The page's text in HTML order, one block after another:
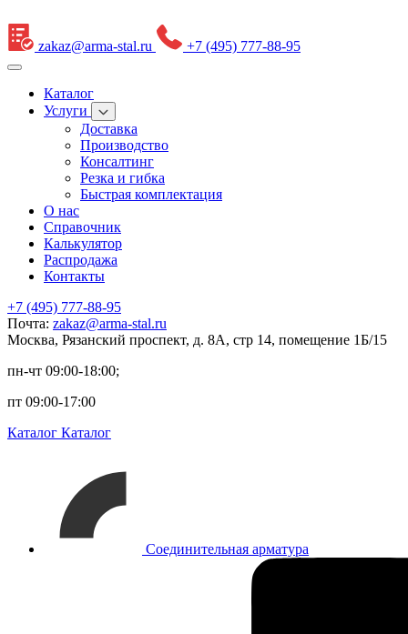
zakaz@arma-stal.ru +7 (495) 777-88-95
Каталог
Услуги
Доставка
Производство
Консалтинг
Резка и гибка
Быстрая комплектация
О нас
Справочник
Калькулятор
Распродажа
Контакты
+7 (495) 777-88-95
Почта: zakaz@arma-stal.ru
Москва, Рязанский проспект, д. 8А, стр 14, помещение 1Б/15
пн-чт 09:00-18:00;
пт 09:00-17:00
Каталог Каталог
Соединительная арматура